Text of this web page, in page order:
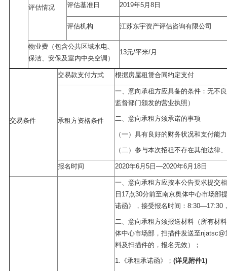
评估情况 评估基准日 2019年5月8日
评估机构 江苏东宇资产评估咨询有限公司
物业费（包含公共区域水电、
保洁、安保及室内中央空调）
13元/平米/月
交易条件
交易款支付方式 根据房屋租赁合同约定支付
承租方资格条件
一、意向承租方应具备的条件：无不
监督部门颁发的营业执照）
二、意向承租方须承诺的事项
（一）具有良好的财务状况和支付能
（二）参与本次招租不存在其他法律
报名时间 2020年6月5日—2020年6月18日
一、意向承租方应按本公告要求提交
日17点30分前至南京奥体中心市场部
诺函》，接受报名时间：8:30—17:30
二、意向承租方须报送材料（所有材
体中心市场部，扫描件发送至
料及扫描件的，报名无效）；
1.《承租承诺函》； (详见附件1)